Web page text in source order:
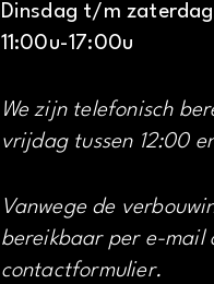
Dinsdag t/m
11:00u-17:00u
We zijn telefonisch
vrijdag tussen 12:00
Vanwege de
bereikbaar per e-mail
contactformulier.